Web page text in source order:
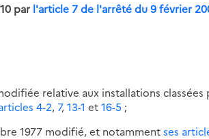
par l'article 7 de l'arrêté du 9 février
relative aux installations
4-2, 7,13-1 et16-5 ;
1977 modifié, et notammentses